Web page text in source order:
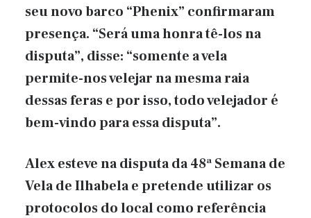
seu novo barco “Phenix” confirmaram
presença. “Será uma honra tê-los na
disputa”, disse: “somente a vela
permite-nos velejar na mesma raia
dessas feras e por isso, todo velejador é
bem-vindo para essa disputa”.
Alex esteve na disputa da 48ª Semana de
Vela de Ilhabela e pretende utilizar os
protocolos do local como referência